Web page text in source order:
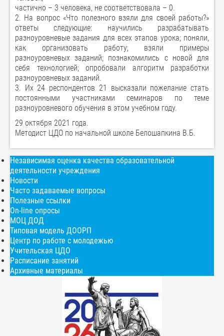
частично – 3 человека, не соответствовала – 0.
2. На вопрос «Что полезного взяли для своей работы?»
ответы следующие: научились разрабатывать
разноуровневые задания для всех этапов урока; поняли,
как организовать работу; взяли примеры
разноуровневых заданий; познакомились с новой для
себя технологией; опробовали алгоритм разработки
разноуровневых заданий.
3. Их 24 респондентов 21 высказали пожелание стать
постоянными участниками семинаров по теме
разноуровневого обучения в этом учебном году.
29 октября 2021 года.
Методист ЦДО по начальной школе Белошапкина В.Б.
Независимая оценка качества образовательной
деятельности учреждения
Новости
Часто задаваемые вопросы
Полезные ссылки
On-line опросы
МОЦ ДОД
Типовая модель ДООРП
Центр по работе с молодежью
Учительская ЦДО
Расписание занятий
Архивные материалы